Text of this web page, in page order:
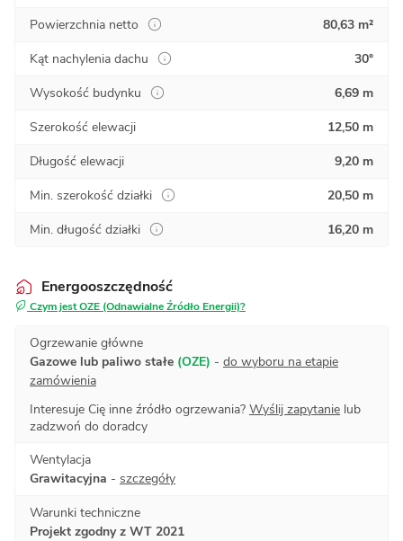
Powierzchnia netto
80,63 m²
Kąt nachylenia dachu
30°
Wysokość budynku
6,69 m
Szerokość elewacji
12,50 m
Długość elewacji
9,20 m
Min. szerokość działki
20,50 m
Min. długość działki
16,20 m
Energooszczędność
Czym jest OZE (Odnawialne Źródło Energii)?
Ogrzewanie główne
Gazowe lub paliwo stałe (OZE) - do wyboru na etapie
zamówienia
Interesuje Cię inne źródło ogrzewania? Wyślij zapytanie lub
zadzwoń do doradcy
Wentylacja
Grawitacyjna - szczegóły
Warunki techniczne
Projekt zgodny z WT 2021